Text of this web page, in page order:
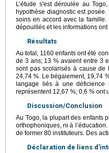
L’étude s'est déroulée au
hypothèse diagnostic est
soins en accord avec la famille.
dépouillés et les informations
Résultats
Au total, 1160 enfants ont été
de 3 ans; 13 % avaient entre 3
sont pas scolarisés à cause de
24,74 %. Le bégaiement, 19,74
langage liés à une
représentent 12,67 %; 0,6 % ont
Discussion/Conclusion
Au Togo, la plupart des enfants
orthophoniques, ni à
de former 80 instituteurs. Des
Déclaration de liens